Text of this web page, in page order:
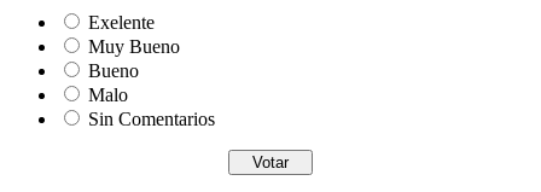
Exelente
Muy Bueno
Bueno
Malo
Sin Comentarios